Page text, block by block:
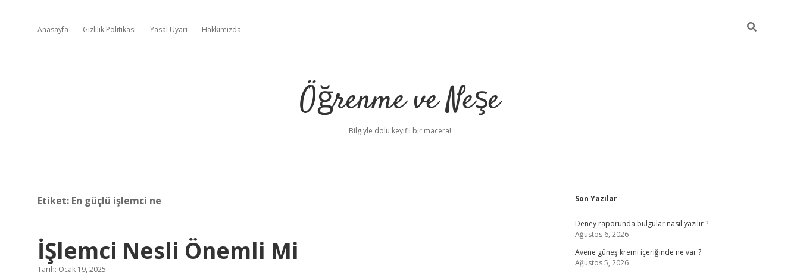
Anasayfa Gizlilik Politikası Yasal Uyarı Hakkımızda
Öğrenme ve Neşe
Bilgiyle dolu keyifli bir macera!
Etiket: En güçlü işlemci ne
İŞlemci Nesli Önemli Mi
Tarih: Ocak 19, 2025
Sidebar
Son Yazılar
Deney raporunda bulgular nasıl yazılır ?
Ağustos 6, 2026
Avene güneş kremi içeriğinde ne var ?
Ağustos 5, 2026